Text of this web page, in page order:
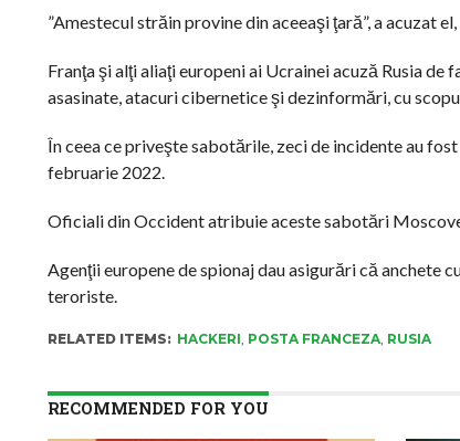
”Amestecul străin provine din aceeaşi ţară”, a acuzat
Franţa şi alţi aliaţi europeni ai Ucrainei acuză Rusia
asasinate, atacuri cibernetice şi dezinformări, cu
În ceea ce priveşte sabotările, zeci de incidente au
februarie 2022.
Oficiali din Occident atribuie aceste sabotări
Agenţii europene de spionaj dau asigurări că anchete
teroriste.
RELATED ITEMS: HACKERI POSTA FRANCEZA, RUSIA
RECOMMENDED FOR YOU